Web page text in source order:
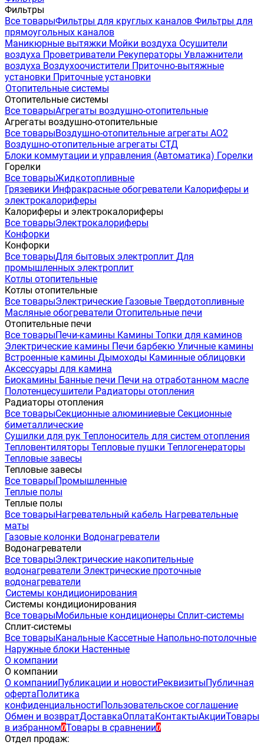
Фильтры
Все товарыФильтры для круглых каналов Фильтры для
прямоугольных каналов
Маникюрные вытяжки Мойки воздуха Осушители
воздуха Проветриватели Рекуператоры Увлажнители
воздуха Воздухоочистители Приточно-вытяжные
установки Приточные установки
Отопительные системы
Отопительные системы
Все товарыАгрегаты воздушно-отопительные
Агрегаты воздушно-отопительные
Все товарыВоздушно-отопительные агрегаты АО2
Воздушно-отопительные агрегаты СТД
Блоки коммутации и управления (Автоматика) Горелки
Горелки
Все товарыЖидкотопливные
Грязевики Инфракрасные обогреватели Калориферы и
электрокалориферы
Калориферы и электрокалориферы
Все товарыЭлектрокалориферы
Конфорки
Конфорки
Все товарыДля бытовых электроплит Для
промышленных электроплит
Котлы отопительные
Котлы отопительные
Все товарыЭлектрические Газовые Твердотопливные
Масляные обогреватели Отопительные печи
Отопительные печи
Все товарыПечи-камины Камины Топки для каминов
Электрические камины Печи барбекю Уличные камины
Встроенные камины Дымоходы Каминные облицовки
Аксессуары для камина
Биокамины Банные печи Печи на отработанном масле
Полотенцесушители Радиаторы отопления
Радиаторы отопления
Все товарыСекционные алюминиевые Секционные
биметаллические
Сушилки для рук Теплоноситель для систем отопления
Тепловентиляторы Тепловые пушки Теплогенераторы
Тепловые завесы
Тепловые завесы
Все товарыПромышленные
Теплые полы
Теплые полы
Все товарыНагревательный кабель Нагревательные
маты
Газовые колонки Водонагреватели
Водонагреватели
Все товарыЭлектрические накопительные
водонагреватели Электрические проточные
водонагреватели
Системы кондиционирования
Системы кондиционирования
Все товарыМобильные кондиционеры Сплит-системы
Сплит-системы
Все товарыКанальные Кассетные Напольно-потолочные
Наружные блоки Настенные
О компании
О компании
О компанииПубликации и новостиРеквизитыПубличная
офертаПолитика
конфиденциальностиПользовательское соглашение
Обмен и возвратДоставкаОплатаКонтактыАкцииТовары
в избранном0Товары в сравнении0
Отдел продаж: